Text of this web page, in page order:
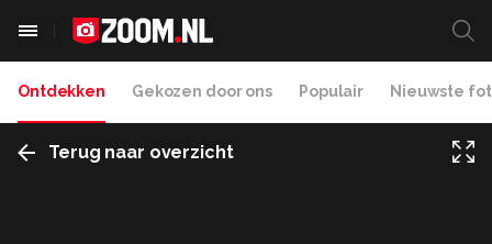
Ontdekken Gekozen door ons Populair Nieuwste
Terug naar overzicht